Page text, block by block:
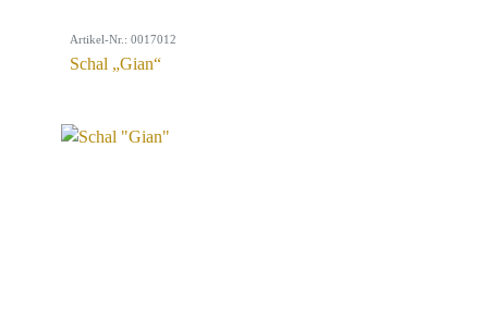
Artikel-Nr.: 0017012
Schal „Gian“